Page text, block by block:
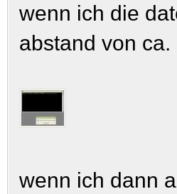
wenn ich die
abstand von
wenn ich dann